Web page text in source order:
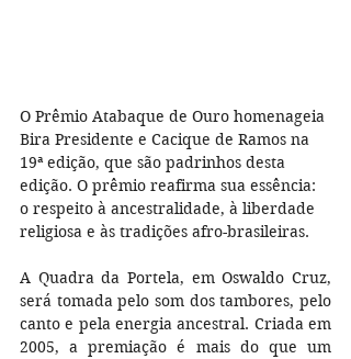
O Prêmio Atabaque de Ouro homenageia
Bira Presidente e Cacique de Ramos na
19ª edição, que são padrinhos desta
edição. O prêmio reafirma sua essência:
o respeito à ancestralidade, à liberdade
religiosa e às tradições afro-brasileiras.
A Quadra da Portela, em Oswaldo Cruz,
será tomada pelo som dos tambores, pelo
canto e pela energia ancestral. Criada em
2005, a premiação é mais do que um